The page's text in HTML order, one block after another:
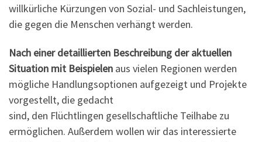
willkürliche Kürzungen von Sozial- und Sachleistungen,
die gegen die Menschen verhängt werden.
Nach einer detaillierten Beschreibung der aktuellen
Situation mit Beispielen aus vielen Regionen werden
mögliche Handlungsoptionen aufgezeigt und Projekte
vorgestellt, die gedacht
sind, den Flüchtlingen gesellschaftliche Teilhabe zu
ermöglichen. Außerdem wollen wir das interessierte